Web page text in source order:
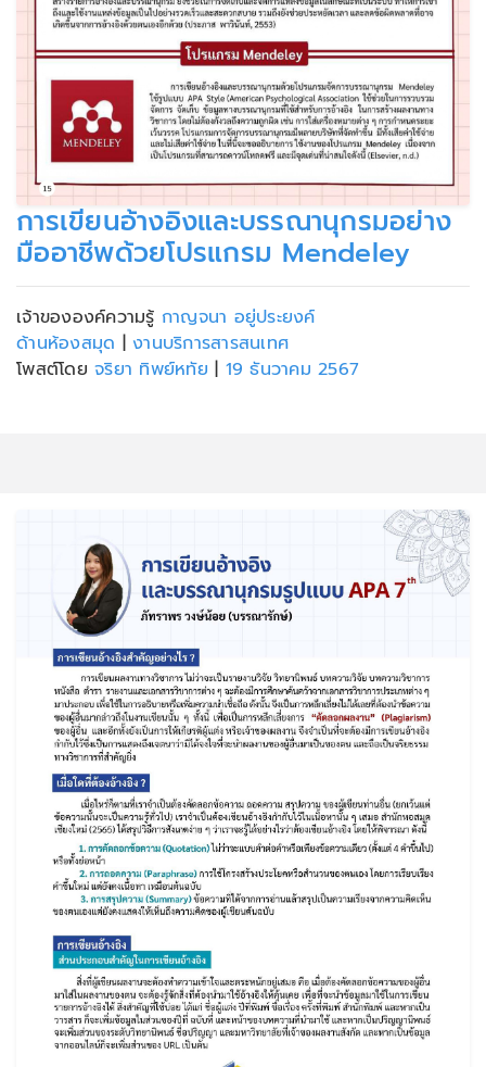
การเขียนอ้างอิงและบรรณานุกรมอย่าง
มืออาชีพด้วยโปรแกรม Mendeley
เจ้าขององค์ความรู้ กาญจนา อยู่ประยงค์
ด้านห้องสมุด | งานบริการสารสนเทศ
โพสต์โดย จริยา ทิพย์หทัย | 19 ธันวาคม 2567